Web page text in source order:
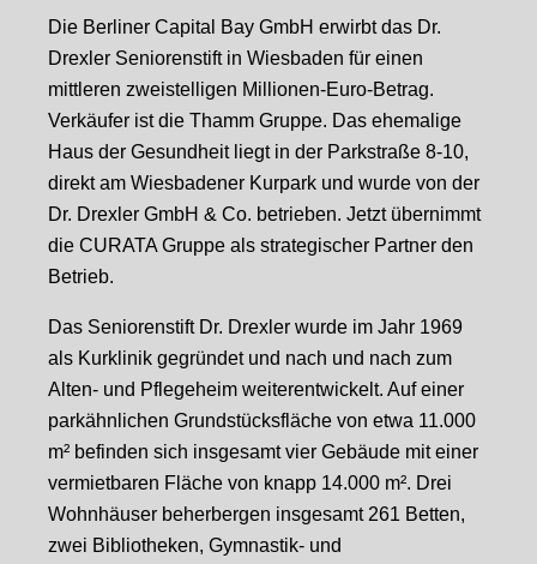
Die Berliner Capital Bay GmbH erwirbt das Dr.
Drexler Seniorenstift in Wiesbaden für einen
mittleren zweistelligen Millionen-Euro-Betrag.
Verkäufer ist die Thamm Gruppe. Das ehemalige
Haus der Gesundheit liegt in der Parkstraße 8-10,
direkt am Wiesbadener Kurpark und wurde von der
Dr. Drexler GmbH & Co. betrieben. Jetzt übernimmt
die CURATA Gruppe als strategischer Partner den
Betrieb.
Das Seniorenstift Dr. Drexler wurde im Jahr 1969
als Kurklinik gegründet und nach und nach zum
Alten- und Pflegeheim weiterentwickelt. Auf einer
parkähnlichen Grundstücksfläche von etwa 11.000
m² befinden sich insgesamt vier Gebäude mit einer
vermietbaren Fläche von knapp 14.000 m². Drei
Wohnhäuser beherbergen insgesamt 261 Betten,
zwei Bibliotheken, Gymnastik- und